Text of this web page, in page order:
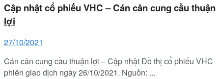
Cập nhật cổ phiếu VHC – Cán cân cung cầu thuận
lợi
27/10/2021
Cán cân cung cầu thuận lợi – Cập nhật Đồ thị cổ phiếu VHC
phiên giao dịch ngày 26/10/2021. Nguồn: ...